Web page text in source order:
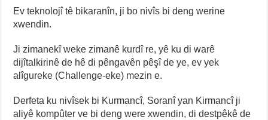
Ev teknolojî tê bikaranîn, ji bo nivîs bi deng werine
xwendin.
Ji zimanekî weke zimanê kurdî re, yê ku di warê
dijîtalkirinê de hê di pêngavên pêşî de ye, ev yek
alîgureke (Challenge-eke) mezin e.
Derfeta ku nivîsek bi Kurmancî, Soranî yan Kirmancî ji
aliyê kompûter ve bi deng were xwendin, di destpêkê de